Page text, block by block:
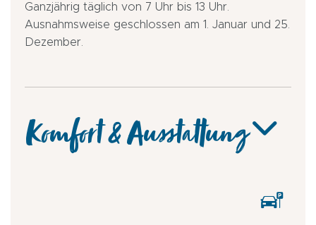
Ganzjährig täglich von 7 Uhr bis 13 Uhr.
Ausnahmsweise geschlossen am 1. Januar und 25.
Dezember.
Komfort & Ausstattung